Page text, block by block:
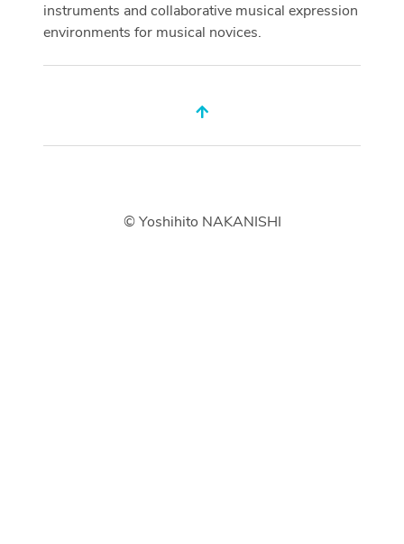
instruments and collaborative musical expression
environments for musical novices.
© Yoshihito NAKANISHI